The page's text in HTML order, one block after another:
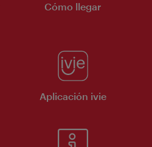
Cómo llegar
Aplicación ivie